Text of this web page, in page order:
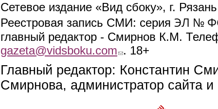
Сетевое издание «Вид сбоку», г.
Реестровая запись СМИ: серия ЭЛ №
главный редактор - Смирнов К.М.
gazeta@vidsboku.com (link sends e-mail)
. 18+
Главный редактор: Константин
Смирнова, администратор сайта